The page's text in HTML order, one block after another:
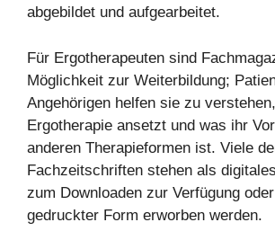
abgebildet und aufgearbeitet.
Für Ergotherapeuten sind
Möglichkeit zur Weiterbildung;
Angehörigen helfen sie zu
Ergotherapie ansetzt und was ihr
anderen Therapieformen ist. Viele
Fachzeitschriften stehen als
zum Downloaden zur Verfügung
gedruckter Form erworben werden.